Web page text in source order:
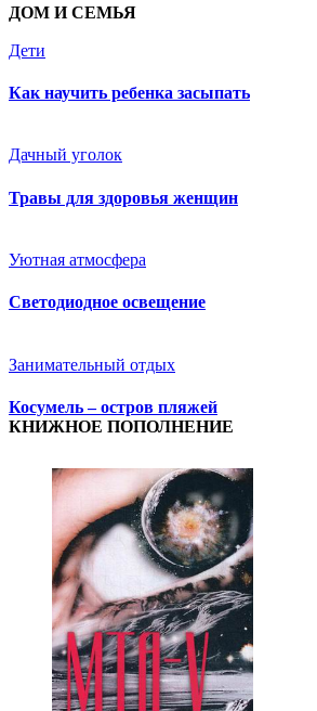
ДОМ И СЕМЬЯ
Дети
Как научить ребенка засыпать
Дачный уголок
Травы для здоровья женщин
Уютная атмосфера
Светодиодное освещение
Занимательный отдых
Косумель – остров пляжей
КНИЖНОЕ ПОПОЛНЕНИЕ